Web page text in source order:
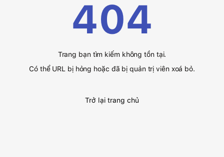
404
Trang bạn tìm kiếm không tồn tại.
Có thể URL bị hỏng hoặc đã bị quản trị viên xoá bỏ.
Trở lại trang chủ